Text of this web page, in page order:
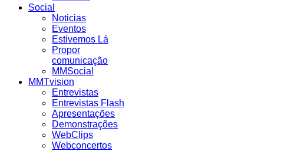
Social
Noticias
Eventos
Estivemos Lá
Propor
comunicação
MMSocial
MMTvision
Entrevistas
Entrevistas Flash
Apresentações
Demonstrações
WebClips
Webconcertos